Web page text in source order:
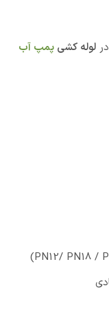
لوله کشی پمپ آب